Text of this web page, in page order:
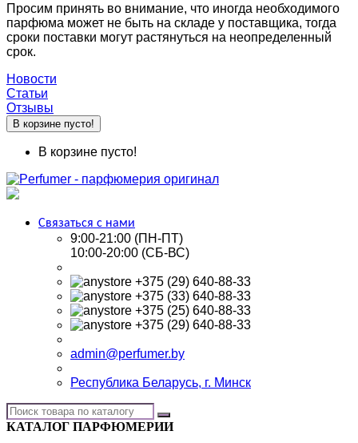
Просим принять во внимание, что иногда необходимого
парфюма может не быть на складе у поставщика, тогда
сроки поставки могут растянуться на неопределенный
срок.
Новости
Статьи
Отзывы
В корзине пусто!
В корзине пусто!
Связаться с нами
9:00-21:00 (ПН-ПТ)
10:00-20:00 (СБ-ВС)
+375 (29) 640-88-33
+375 (33) 640-88-33
+375 (25) 640-88-33
+375 (29) 640-88-33
admin@perfumer.by
Республика Беларусь, г. Минск
КАТАЛОГ ПАРФЮМЕРИИ